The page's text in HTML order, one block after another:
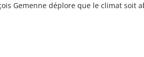
Gemenne déplore que le climat soit